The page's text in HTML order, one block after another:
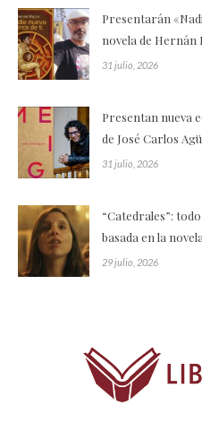
Presentarán
novela de Hernán
31 julio, 2026
Presentan nueva
de José Carlos
31 julio, 2026
“Catedrales”:
basada en la
29 julio, 2026